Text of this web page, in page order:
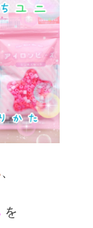
、
を